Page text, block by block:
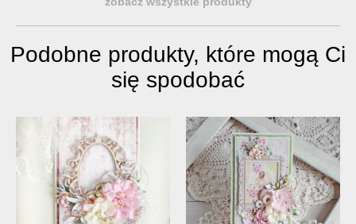
Podobne produkty, które mogą Ci
się spodobać